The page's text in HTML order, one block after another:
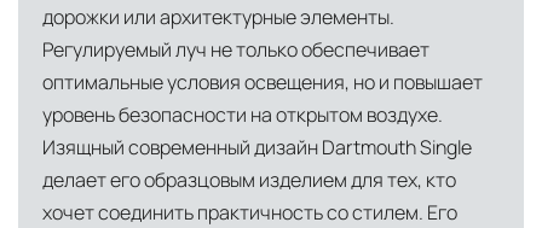
Глобальная сеть распределительных
центров
Помимо Москвы, мы располагаем
логистическими узлами в ключевых
международных хабах:
Дубай, ОАЭ— региональный центр для
дорожки или архитектурные элементы.
Регулируемый луч не только обеспечивает
оптимальные условия освещения, но и повышает
уровень безопасности на открытом воздухе.
Изящный современный дизайн Dartmouth Single
делает его образцовым изделием для тех, кто
хочет соединить практичность со стилем. Его